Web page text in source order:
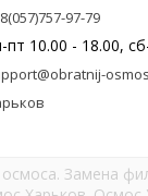
97-79
пт 10.00 - 18.00,
Замена